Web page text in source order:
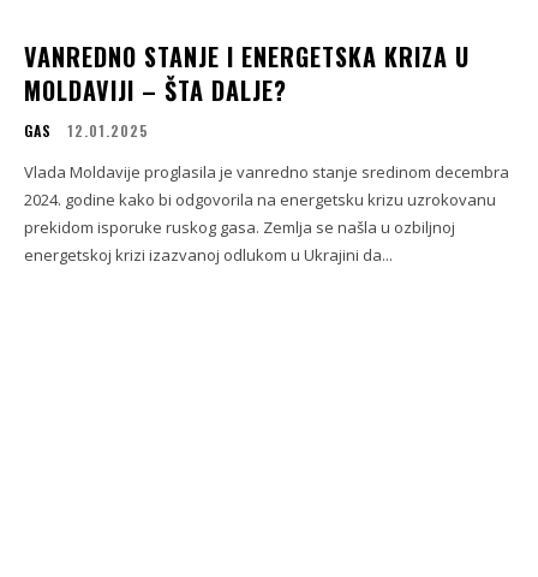
VANREDNO STANJE I ENERGETSKA KRIZA U
MOLDAVIJI – ŠTA DALJE?
GAS 12.01.2025
Vlada Moldavije proglasila je vanredno stanje sredinom decembra
2024. godine kako bi odgovorila na energetsku krizu uzrokovanu
prekidom isporuke ruskog gasa. Zemlja se našla u ozbiljnoj
energetskoj krizi izazvanoj odlukom u Ukrajini da...